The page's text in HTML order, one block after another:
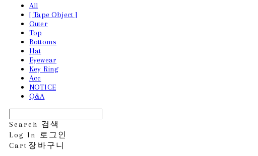
All
[ Tape Object ]
Outer
Top
Bottoms
Hat
Eyewear
Key Ring
Acc
NOTICE
Q&A
Search 검색
Log In
로그인
Cart 장바구니